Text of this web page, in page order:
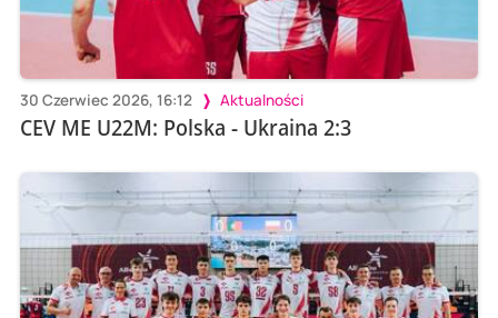
30 Czerwiec 2026, 16:12 Aktualności
CEV ME U22M: Polska - Ukraina 2:3